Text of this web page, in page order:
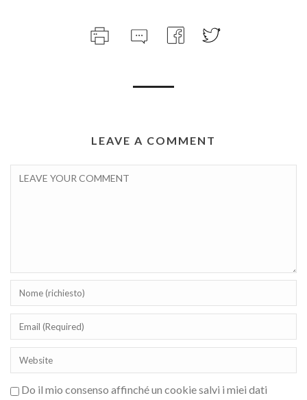
LEAVE A COMMENT
Do il mio consenso affinché un cookie salvi i miei dati